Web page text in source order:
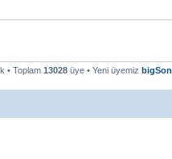
• Toplam 13028 üye • Yeni üyemiz bigSon